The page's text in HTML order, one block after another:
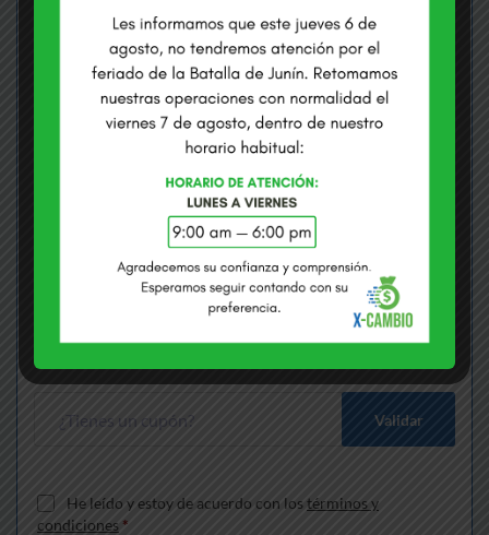
COMPRAMOS USD
S/3.3710
VENDEMOS USD
S/3.4100
Dólares
Gana S/170.11más que cambiando en bancos
Validar
He leído y estoy de acuerdo con lostérminos y
condiciones*